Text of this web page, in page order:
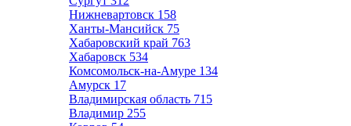
Нижневартовск 158
Ханты-Мансийск 75
Хабаровский край 763
Хабаровск 534
Комсомольск-на-Амуре 134
Амурск 17
Владимирская область 715
Владимир 255